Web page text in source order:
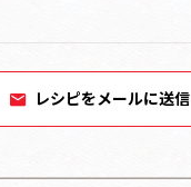
レシピをメールに送信